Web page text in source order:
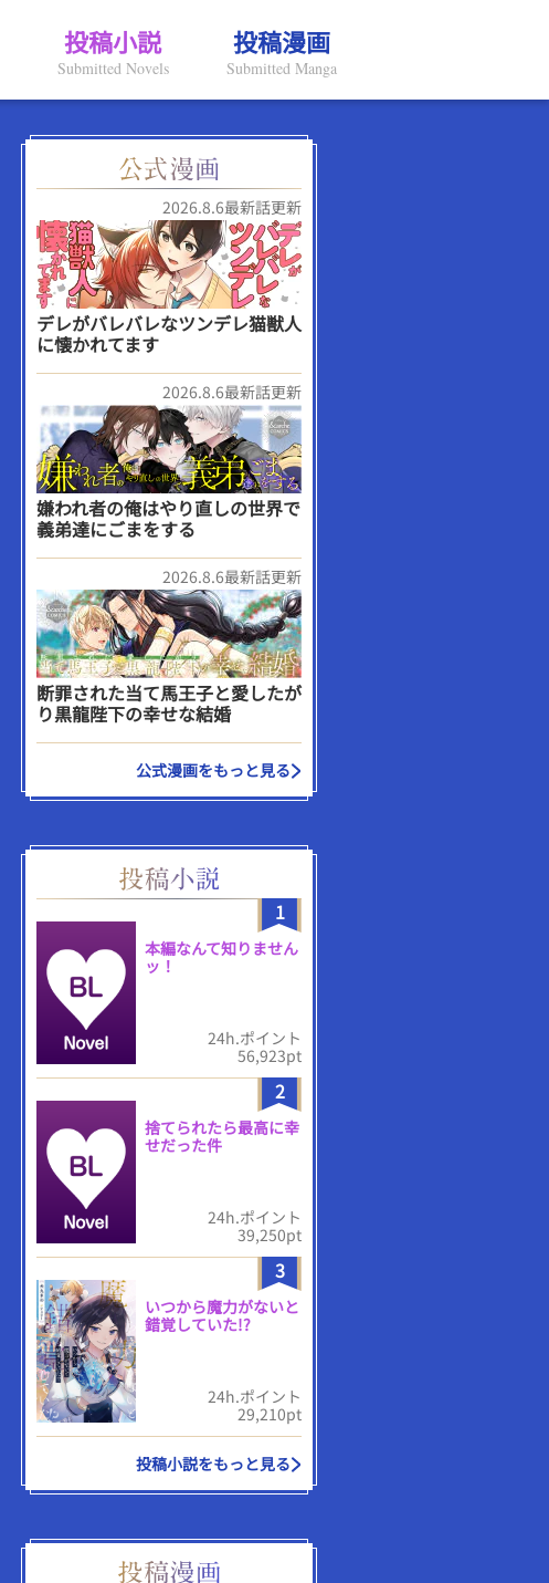
投稿小説
Submitted Novels
投稿漫画
Submitted Manga
2026.8.6最新話更新
デレがバレバレなツンデレ猫獣人
に懐かれてます
2026.8.6最新話更新
嫌われ者の俺はやり直しの世界で
義弟達にごまをする
2026.8.6最新話更新
断罪された当て馬王子と愛したが
り黒龍陛下の幸せな結婚
公式漫画をもっと見る
1
本編なんて知りません
ッ！
24h.ポイント
56,923pt
2
捨てられたら最高に幸
せだった件
24h.ポイント
39,250pt
3
いつから魔力がないと
錯覚していた!?
24h.ポイント
29,210pt
投稿小説をもっと見る